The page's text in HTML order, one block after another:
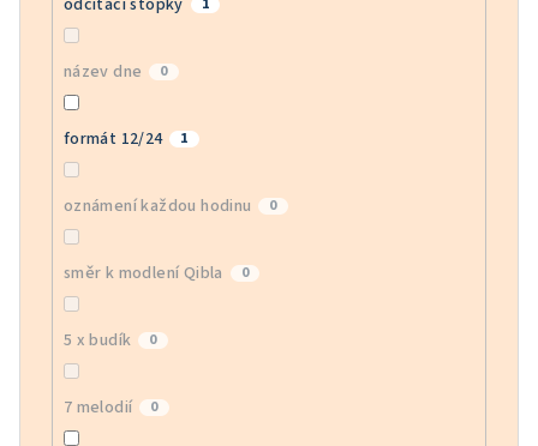
odčítací stopky 1
název dne 0
formát 12/24 1
oznámení každou hodinu 0
směr k modlení Qibla 0
5 x budík 0
7 melodií 0